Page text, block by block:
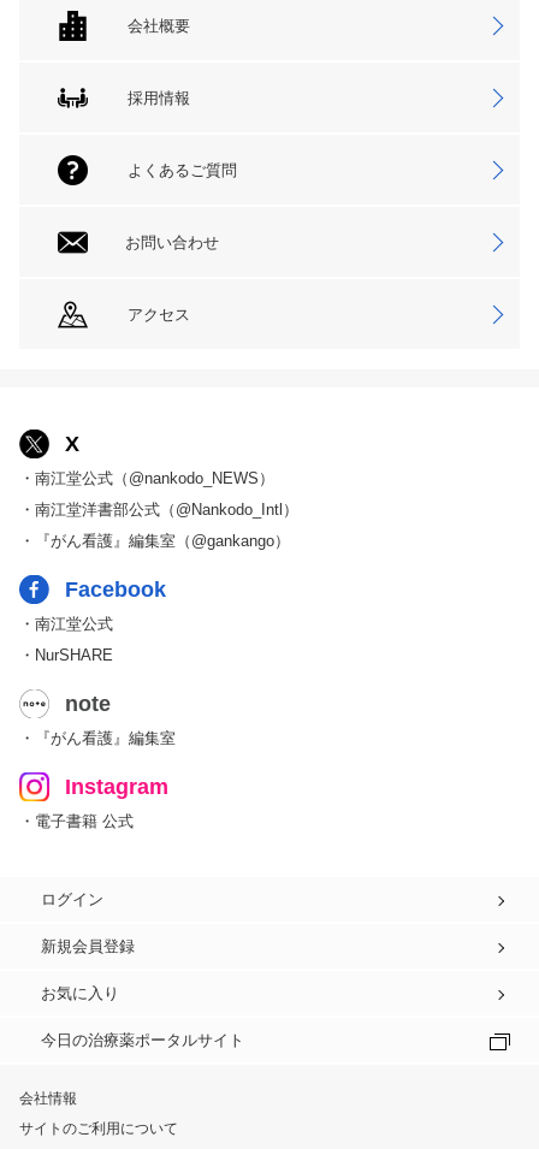
会社概要
採用情報
よくあるご質問
お問い合わせ
アクセス
X
・南江堂公式（@nankodo_NEWS）
・南江堂洋書部公式（@Nankodo_Intl）
・『がん看護』編集室（@gankango）
Facebook
・南江堂公式
・NurSHARE
note
・『がん看護』編集室
Instagram
・電子書籍 公式
ログイン
新規会員登録
お気に入り
今日の治療薬ポータルサイト
会社情報
サイトのご利用について